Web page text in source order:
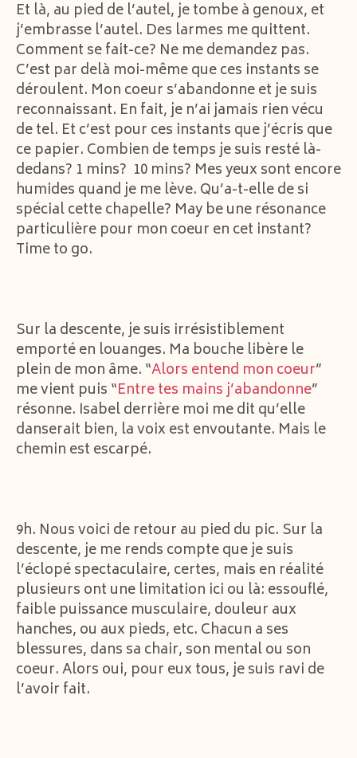
Et là, au pied de l’autel, je tombe à genoux, et
j’embrasse l’autel. Des larmes me quittent.
Comment se fait-ce? Ne me demandez pas.
C’est par delà moi-même que ces instants se
déroulent. Mon coeur s’abandonne et je suis
reconnaissant. En fait, je n’ai jamais rien vécu
de tel. Et c’est pour ces instants que j’écris que
ce papier. Combien de temps je suis resté là-
dedans? 1 mins? 10 mins? Mes yeux sont encore
humides quand je me lève. Qu’a-t-elle de si
spécial cette chapelle? May be une résonance
particulière pour mon coeur en cet instant?
Time to go.
Sur la descente, je suis irrésistiblement
emporté en louanges. Ma bouche libère le
plein de mon âme. “Alors entend mon coeur”
me vient puis “Entre tes mains j’abandonne”
résonne. Isabel derrière moi me dit qu’elle
danserait bien, la voix est envoutante. Mais le
chemin est escarpé.
9h. Nous voici de retour au pied du pic. Sur la
descente, je me rends compte que je suis
l’éclopé spectaculaire, certes, mais en réalité
plusieurs ont une limitation ici ou là: essouflé,
faible puissance musculaire, douleur aux
hanches, ou aux pieds, etc. Chacun a ses
blessures, dans sa chair, son mental ou son
coeur. Alors oui, pour eux tous, je suis ravi de
l’avoir fait.